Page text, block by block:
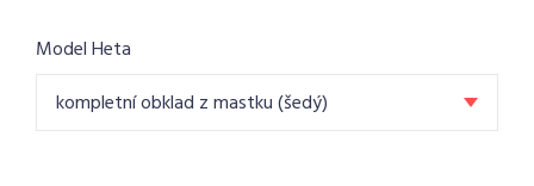
Model Heta
kompletní obklad z mastku (šedý)